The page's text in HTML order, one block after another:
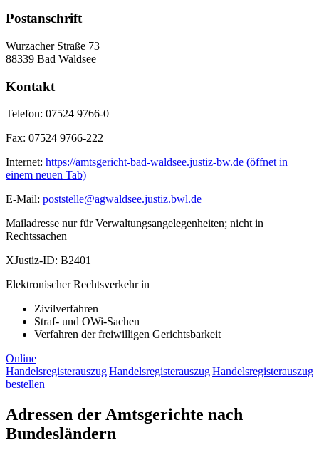
Postanschrift
Wurzacher Straße 73
88339 Bad Waldsee
Kontakt
Telefon: 07524 9766-0
Fax: 07524 9766-222
Internet: https://amtsgericht-bad-waldsee.justiz-bw.de (öffnet in
einem neuen Tab)
E-Mail: poststelle@agwaldsee.justiz.bwl.de
Mailadresse nur für Verwaltungsangelegenheiten; nicht in
Rechtssachen
XJustiz-ID: B2401
Elektronischer Rechtsverkehr in
Zivilverfahren
Straf- und OWi-Sachen
Verfahren der freiwilligen Gerichtsbarkeit
Online
Handelsregisterauszug|Handelsregisterauszug|Handelsregisterauszug
bestellen
Adressen der Amtsgerichte nach
Bundesländern